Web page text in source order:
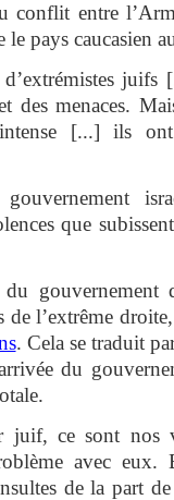
conflit entre
pays caucasien
des menaces.
[...] ils
que
gouvernement
de l’extrême
. Cela se traduit
du
juif, ce sont nos
avec
de la part